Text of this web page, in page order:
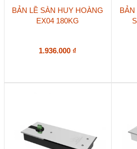
BẢN LỀ SÀN HUY HOÀNG
EX04 180KG
1.936.000 ₫
BẢN